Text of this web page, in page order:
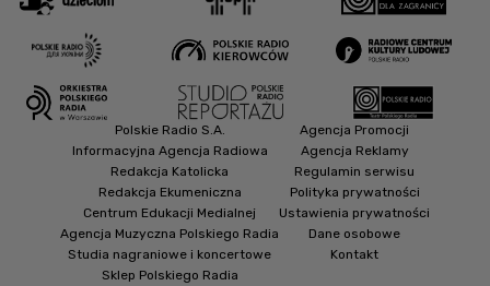
Polskie Radio S.A.
Informacyjna Agencja Radiowa
Redakcja Katolicka
Redakcja Ekumeniczna
Centrum Edukacji Medialnej
Agencja Muzyczna Polskiego Radia
Studia nagraniowe i koncertowe
Sklep Polskiego Radia
Agencja Promocji
Agencja Reklamy
Regulamin serwisu
Polityka prywatności
Ustawienia prywatności
Dane osobowe
Kontakt